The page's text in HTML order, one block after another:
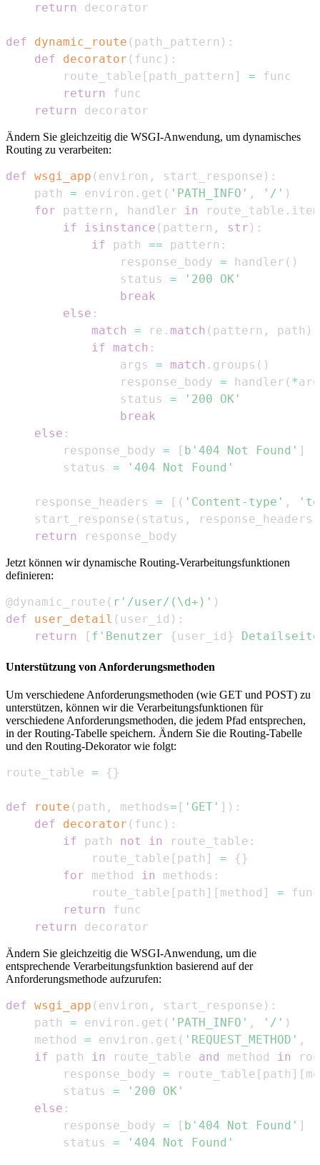
return
def dynamic_route ( path_pattern ) :
def
decorator ( func ) :
        route_table
[ path_pattern ] =
return
return
decorator
Ändern Sie gleichzeitig die WSGI-Anwendung, um dynamisches
Routing zu verarbeiten:
def wsgi_app ( environ , start_response ) :
    path
= environ . get ( 'PATH_INFO' , '/' )
for pattern , handler in route_table .
if
isinstance ( pattern , str ) :
if path == pattern :
                response_body
= handler ( )
                status
=
'200 OK'
break
else :
match
= re . match ( pattern , path )
if
match :
                args
= match . groups ( )
                response_body
= handler ( *
                status
=
'200 OK'
break
else :
        response_body
= [ b'404 Not Found' ]
        status
= '404 Not Found'
    response_headers
= [ ( 'Content-type' ,
    start_response
( status , response_headers
return
response_body
Jetzt können wir dynamische Routing-Verarbeitungsfunktionen
definieren:
@dynamic_route ( r'/user/(\d+)' )
def
user_detail ( user_id ) :
return
[ f'Benutzer {user_id }
Unterstützung von Anforderungsmethoden
Um verschiedene Anforderungsmethoden (wie GET und POST) zu
unterstützen, können wir die Verarbeitungsfunktionen für
verschiedene Anforderungsmethoden, die jedem Pfad entsprechen,
in der Routing-Tabelle speichern. Ändern Sie die Routing-Tabelle
und den Routing-Dekorator wie folgt:
route_table = { }
def route ( path , methods= [ 'GET' ] ) :
def
decorator ( func ) :
if path not in route_table :
            route_table
[ path ] = { }
for method in methods :
            route_table
[ path ] [ method ]
=
return
return
decorator
Ändern Sie gleichzeitig die WSGI-Anwendung, um die
entsprechende Verarbeitungsfunktion basierend auf der
Anforderungsmethode aufzurufen:
def wsgi_app ( environ , start_response ) :
    path
= environ . get ( 'PATH_INFO' , '/' )
    method
= environ . get ( 'REQUEST_METHOD' ,
if path in route_table and method in
        response_body
= route_table [ path ] [
        status
=
'200 OK'
else :
        response_body
= [ b'404 Not Found' ]
        status
= '404 Not Found'